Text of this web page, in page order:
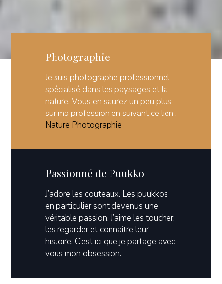
Photographie
Je suis photographe professionnel
spécialisé dans les paysages et la
nature. Vous en saurez un peu plus
sur ma profession en suivant ce lien :
Nature Photographie
Passionné de Puukko
J’adore les couteaux. Les puukkos
en particulier sont devenus une
véritable passion. J’aime les toucher,
les regarder et connaître leur
histoire. C’est ici que je partage avec
vous mon obsession.